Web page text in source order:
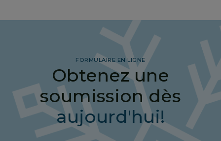
FORMULAIRE EN LIGNE
Obtenez une
soumission dès
aujourd'hui!